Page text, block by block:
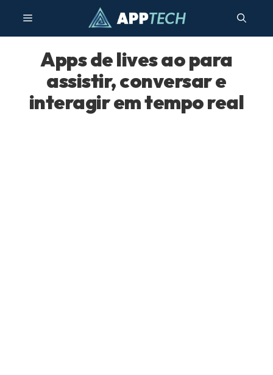
o
Menu
Apps de lives ao para
assistir, conversar e
interagir em tempo real